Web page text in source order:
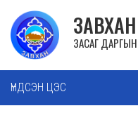
ЗАСАГ
ҮНДСЭН ЦЭС